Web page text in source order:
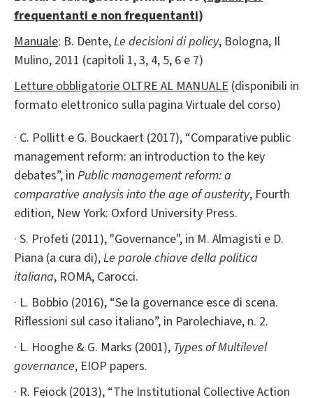
frequentanti e non frequentanti)
Manuale: B. Dente,Le decisioni di policy, Bologna, Il
Mulino, 2011 (capitoli 1, 3, 4, 5, 6 e 7)
Letture obbligatorie OLTRE AL MANUALE (disponibili in
formato elettronico sulla pagina Virtuale del corso)
· C. Pollitt e G. Bouckaert (2017), “Comparative public
management reform: an introduction to the key
debates”, in Public management reform: a
comparative analysis into the age of austerity, Fourth
edition, New York: Oxford University Press.
· S. Profeti (2011), "Governance", in M. Almagisti e D.
Piana (a cura di),Le parole chiave della politica
italiana, ROMA, Carocci.
· L. Bobbio (2016), “Se la governance esce di scena.
Riflessioni sul caso italiano”, in Parolechiave, n. 2.
· L. Hooghe & G. Marks (2001), Types of Multilevel
governance, EIOP papers.
· R. Feiock (2013), “The Institutional Collective Action